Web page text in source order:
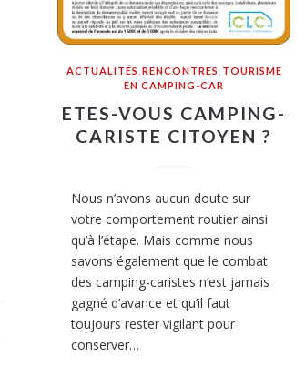
ACTUALITÉS RENCONTRES TOURISME
EN CAMPING-CAR
ETES-VOUS CAMPING-
CARISTE CITOYEN ?
Nous n’avons aucun doute sur
votre comportement routier ainsi
qu’à l’étape. Mais comme nous
savons également que le combat
des camping-caristes n’est jamais
gagné d’avance et qu’il faut
toujours rester vigilant pour
conserver…